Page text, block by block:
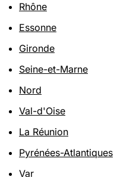
Rhône
Essonne
Gironde
Seine-et-Marne
Nord
Val-d'Oise
La Réunion
Pyrénées-Atlantiques
Var